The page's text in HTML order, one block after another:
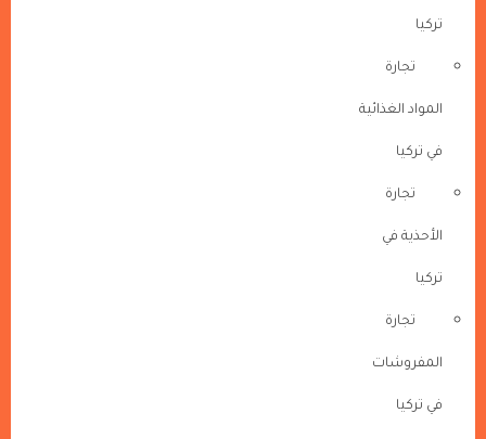
تركيا
تجارة
المواد الغذائية
في تركيا
تجارة
الأحذية في
تركيا
تجارة
المفروشات
في تركيا